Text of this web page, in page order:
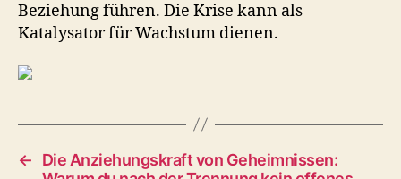
Beziehung führen. Die Krise kann als
Katalysator für Wachstum dienen.
←
Die Anziehungskraft von Geheimnissen: